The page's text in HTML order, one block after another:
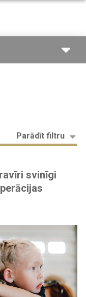
Parādīt filtru
svinīgi